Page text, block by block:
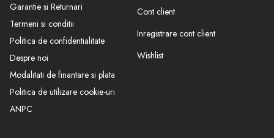
Garantie si Returnari
Termeni si conditii
Politica de confidentialitate
Despre noi
Modalitati de finantare si plata
Politica de utilizare cookie-uri
ANPC
Cont client
Inregistrare cont client
Wishlist